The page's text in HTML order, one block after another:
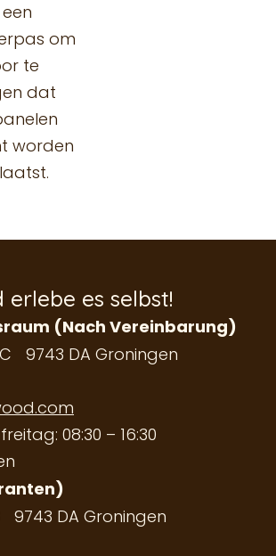
om
te
dat
worden
erlebe es selbst!
(Nach Vereinbarung)
9743 DA Groningen
08:30 – 16:30
9743 DA Groningen